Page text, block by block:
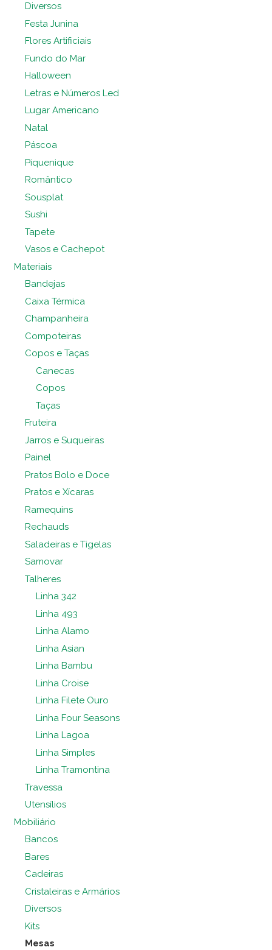
Diversos
Festa Junina
Flores Artificiais
Fundo do Mar
Halloween
Letras e Números Led
Lugar Americano
Natal
Páscoa
Piquenique
Romântico
Sousplat
Sushi
Tapete
Vasos e Cachepot
Materiais
Bandejas
Caixa Térmica
Champanheira
Compoteiras
Copos e Taças
Canecas
Copos
Taças
Fruteira
Jarros e Suqueiras
Painel
Pratos Bolo e Doce
Pratos e Xícaras
Ramequins
Rechauds
Saladeiras e Tigelas
Samovar
Talheres
Linha 342
Linha 493
Linha Alamo
Linha Asian
Linha Bambu
Linha Croise
Linha Filete Ouro
Linha Four Seasons
Linha Lagoa
Linha Simples
Linha Tramontina
Travessa
Utensílios
Mobiliário
Bancos
Bares
Cadeiras
Cristaleiras e Armários
Diversos
Kits
Mesas